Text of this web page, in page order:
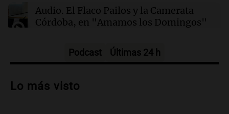
familias de militares en servicio activo
Audio. El Flaco Pailos y la Camerata
Córdoba, en "Amamos los Domingos"
hablaron de su obra en Cadena 3
Podcast Últimas 24 h
Lo más visto